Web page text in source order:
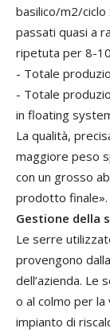
basilico/m2/ciclo
passati quasi a
ripetuta per 8-
- Totale
- Totale
in floating
La qualità,
maggiore peso
con un grosso
prodotto finale».
Gestione della
Le serre
provengono
dell’azienda. Le
o al colmo per
impianto di